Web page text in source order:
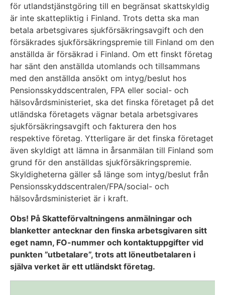
för utlandstjänstgöring till en begränsat skattskyldig
är inte skattepliktig i Finland. Trots detta ska man
betala arbetsgivares sjukförsäkringsavgift och den
försäkrades sjukförsäkringspremie till Finland om den
anställda är försäkrad i Finland. Om ett finskt företag
har sänt den anställda utomlands och tillsammans
med den anställda ansökt om intyg/beslut hos
Pensionsskyddscentralen, FPA eller social- och
hälsovårdsministeriet, ska det finska företaget på det
utländska företagets vägnar betala arbetsgivares
sjukförsäkringsavgift och fakturera den hos
respektive företag. Ytterligare är det finska företaget
även skyldigt att lämna in årsanmälan till Finland som
grund för den anställdas sjukförsäkringspremie.
Skyldigheterna gäller så länge som intyg/beslut från
Pensionsskyddscentralen/FPA/social- och
hälsovårdsministeriet är i kraft.
Obs! På Skatteförvaltningens anmälningar och
blanketter antecknar den finska arbetsgivaren sitt
eget namn, FO-nummer och kontaktuppgifter vid
punkten ”utbetalare”, trots att löneutbetalaren i
själva verket är ett utländskt företag.